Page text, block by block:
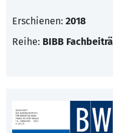
Erschienen: 2018
Reihe: BIBB